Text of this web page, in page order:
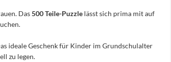
Das500 Teile-Puzzle lässt sich prima mit auf
ideale Geschenk für Kinder im Grundschulalter
zu legen.